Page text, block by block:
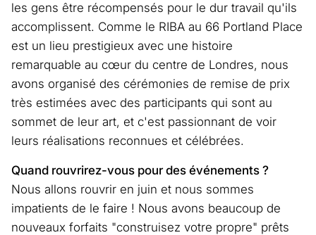
les gens être récompensés pour le dur travail qu'ils
accomplissent. Comme le RIBA au 66 Portland Place
est un lieu prestigieux avec une histoire
remarquable au cœur du centre de Londres, nous
avons organisé des cérémonies de remise de prix
très estimées avec des participants qui sont au
sommet de leur art, et c'est passionnant de voir
leurs réalisations reconnues et célébrées.
Quand rouvrirez-vous pour des événements ?
Nous allons rouvrir en juin et nous sommes
impatients de le faire ! Nous avons beaucoup de
nouveaux forfaits "construisez votre propre" prêts